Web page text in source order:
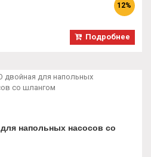
12%
Подробнее
напольных насосов со